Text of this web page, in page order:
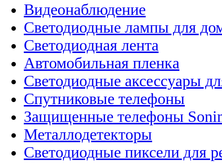
Видеонаблюдение
Светодиодные лампы для
Светодиодная лента
Автомобильная пленка
Светодиодные аксессуары
Спутниковые телефоны
Защищенные телефоны
Металлодетекторы
Светодиодные пиксели для